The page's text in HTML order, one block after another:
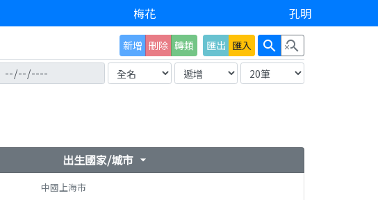
梅花 孔明
新增 刪除 轉類 匯出 匯入 search search_off
出生國家/城市 arrow_drop_down
中國上海市